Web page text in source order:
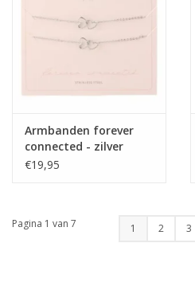
Armbanden forever
connected - zilver
€19,95
Pagina 1 van 7 1 2 3